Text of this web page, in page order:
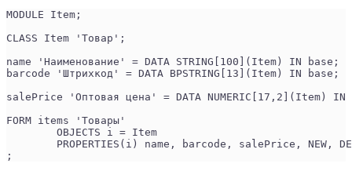
MODULE Item;
CLASS Item 'Товар';
name 'Наименование' = DATA STRING[100](Item) IN base;
barcode 'Штрихкод' = DATA BPSTRING[13](Item) IN base;
salePrice 'Оптовая цена' = DATA NUMERIC[17,2](Item) IN
FORM items 'Товары'
	OBJECTS i = Item
PROPERTIES(i) name, barcode, salePrice, NEW,
;